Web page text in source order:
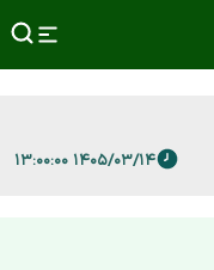
۱۴۰۵/۰۳/۱۴ ۱۳:۰۰:۰۰